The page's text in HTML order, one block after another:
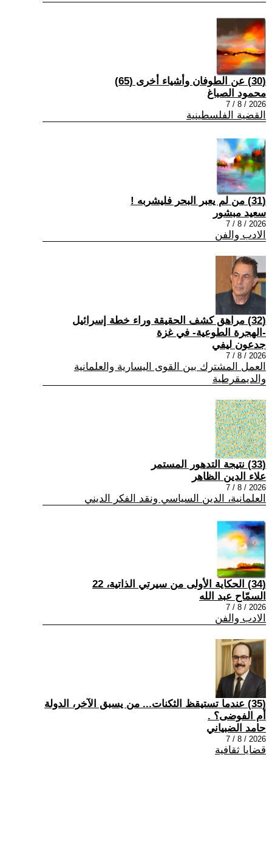
(30) عن الطوفان وأشياء أخرى (65)
محمود الصباغ
2026 / 8 / 7
القضية الفلسطينية
(31) من لم يعبر البحر فليشربه !
سعيد مبشور
2026 / 8 / 7
الادب والفن
(32) مراهق كشف الحقيقة وراء خطة إسرائيل
-الهجرة الطوعية- في غزة
جدعون ليفي
2026 / 8 / 7
العمل المشترك بين القوى اليسارية والعلمانية
والديمقرطية
(33) نتيجة التدهور المستمر
علاء الدين الظاهر
2026 / 8 / 7
العلمانية، الدين السياسي ونقد الفكر الديني
(34) الحكاية الأولى من سيرتي الذاتية، 22
السمّاح عبد الله
2026 / 8 / 7
الادب والفن
(35) عندما تستيقظ الثكنات... من يسبق الآخر، الدولة
أم الفوضى؟ .
حامد الضبياني
2026 / 8 / 7
قضايا ثقافية